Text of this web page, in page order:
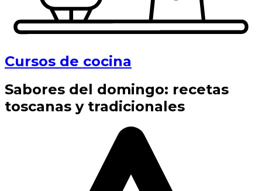
Cursos de cocina
Sabores del domingo: recetas
toscanas y tradicionales